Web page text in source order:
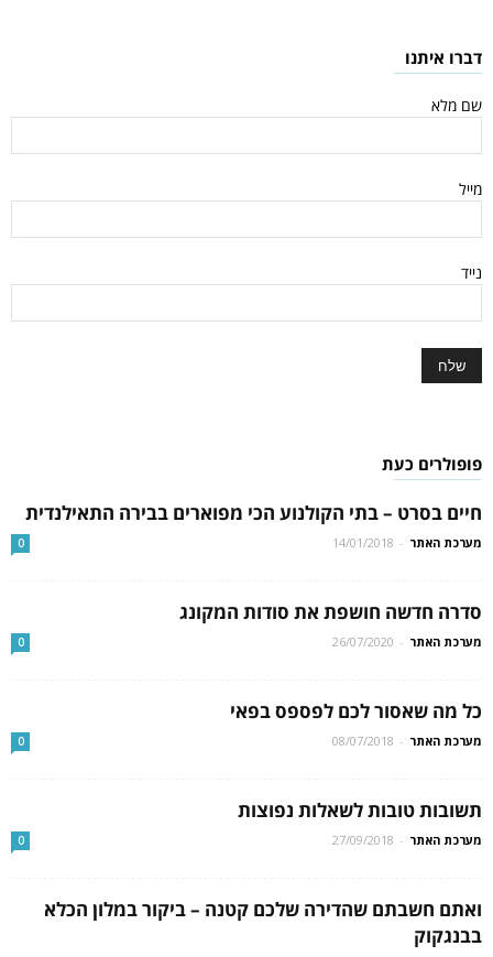
דברו איתנו
שם מלא
מייל
נייד
פופולרים כעת
חיים בסרט – בתי הקולנוע הכי מפוארים בבירה התאילנדית
מערכת האתר -
14/01/2018
0
סדרה חדשה חושפת את סודות המקונג
מערכת האתר -
26/07/2020
0
כל מה שאסור לכם לפספס בפאי
מערכת האתר -
08/07/2018
0
תשובות טובות לשאלות נפוצות
מערכת האתר -
27/09/2018
0
ואתם חשבתם שהדירה שלכם קטנה – ביקור במלון הכלא
בבנגקוק